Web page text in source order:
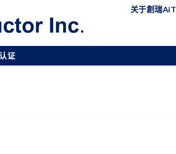
关于創瑞AiT
证